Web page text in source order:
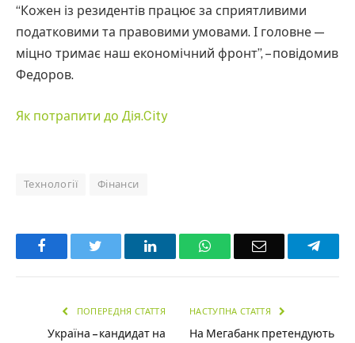
“Кожен із резидентів працює за сприятливими
податковими та правовими умовами. І головне —
міцно тримає наш економічний фронт”, – повідомив
Федоров.
Як потрапити до Дія.City
Технології Фінанси
Facebook LinkedInWhatsAppEmail
ПОПЕРЕДНЯ СТАТТЯ
Україна – кандидат на
НАСТУПНА СТАТТЯ
На Мегабанк претендують